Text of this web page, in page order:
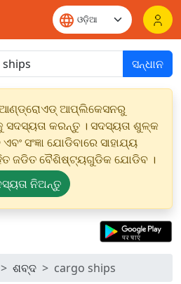
ସନ୍ଧାନ
ଆଣ୍ଡ୍ରୋଏଡ୍ ଆପ୍ଲିକେସନରୁ
ସଦସ୍ୟତା କରନ୍ତୁ । ସଦସ୍ୟତା ଶୁଳ୍କ
ସଂଜ୍ଞା ଯୋଡିବାରେ ସାହାଯ୍ୟ
ଜଡିତ ବୈଶିଷ୍ଟ୍ୟଗୁଡିକ ଯୋଡିବ ।
ନିଅନ୍ତୁ
ଶବ୍ଦ cargo ships